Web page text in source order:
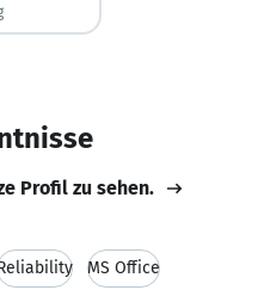
Profil zu sehen.
MS Office